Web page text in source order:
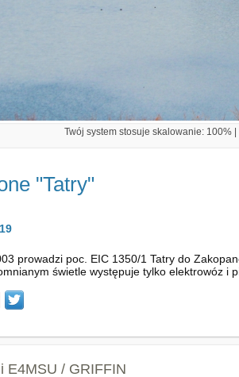
Twój system stosuje skalowanie: 100%
"Tatry"
prowadzi poc. EIC 1350/1 Tatry do
świetle występuje tylko elektrowóz i
E4MSU / GRIFFIN